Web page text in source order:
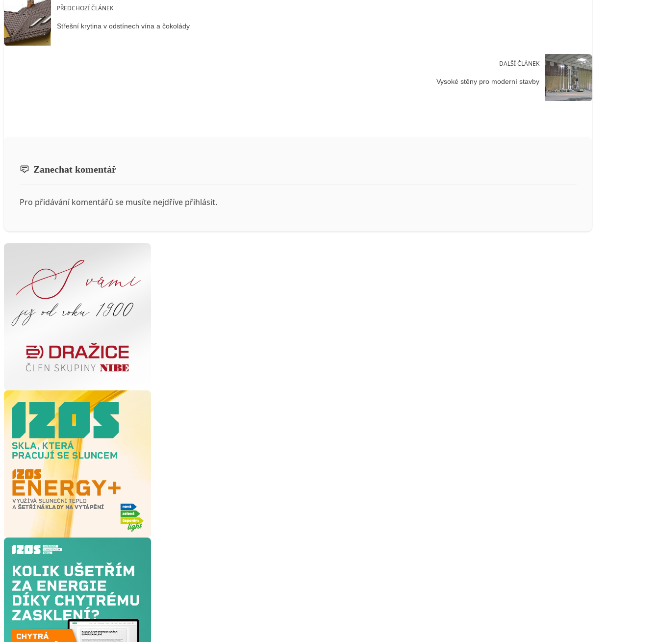
PŘEDCHOZÍ ČLÁNEK
Střešní krytina v odstínech vína a čokolády
DALŠÍ ČLÁNEK
Vysoké stěny pro moderní stavby
Zanechat komentář
Pro přidávání komentářů se musíte nejdříve přihlásit.